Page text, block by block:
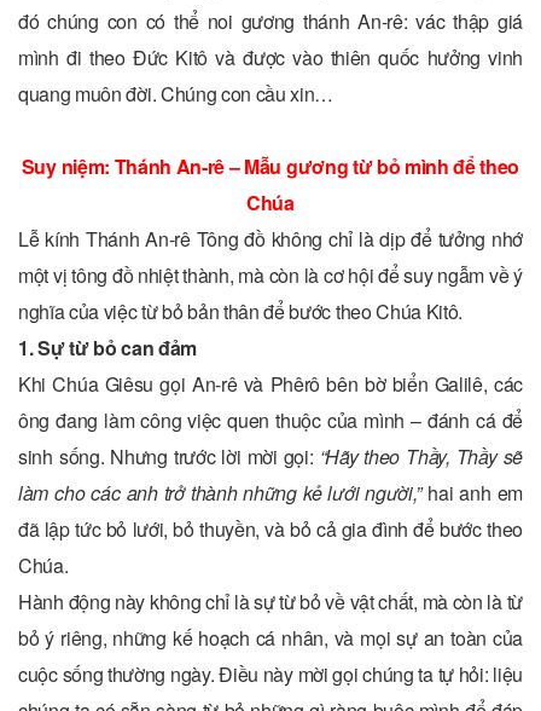
đó chúng con có thể noi gương thánh An-rê: vác thập giá
mình đi theo Ðức Kitô và được vào thiên quốc hưởng vinh
quang muôn đời. Chúng con cầu xin…
Suy niệm: Thánh An-rê – Mẫu gương từ bỏ mình để theo
Chúa
Lễ kính Thánh An-rê Tông đồ không chỉ là dịp để tưởng nhớ
một vị tông đồ nhiệt thành, mà còn là cơ hội để suy ngẫm về ý
nghĩa của việc từ bỏ bản thân để bước theo Chúa Kitô.
1. Sự từ bỏ can đảm
Khi Chúa Giêsu gọi An-rê và Phêrô bên bờ biển Galilê, các
ông đang làm công việc quen thuộc của mình – đánh cá để
sinh sống. Nhưng trước lời mời gọi: “Hãy theo Thầy, Thầy sẽ
làm cho các anh trở thành những kẻ lưới người,”hai anh em
đã lập tức bỏ lưới, bỏ thuyền, và bỏ cả gia đình để bước theo
Chúa.
Hành động này không chỉ là sự từ bỏ về vật chất, mà còn là từ
bỏ ý riêng, những kế hoạch cá nhân, và mọi sự an toàn của
cuộc sống thường ngày. Điều này mời gọi chúng ta tự hỏi: liệu